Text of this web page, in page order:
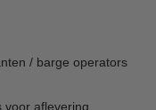
/ barge operators
aflevering.